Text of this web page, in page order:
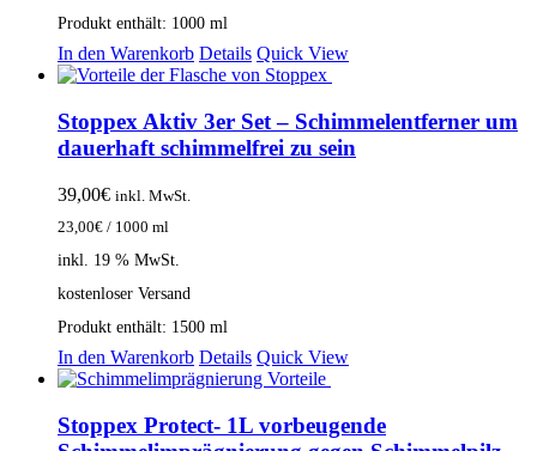
Produkt enthält: 1000 ml
In den Warenkorb Details Quick View
Stoppex Aktiv 3er Set – Schimmelentferner um
dauerhaft schimmelfrei zu sein
39,00€ inkl. MwSt.
23,00€ / 1000 ml
inkl. 19 % MwSt.
kostenloser Versand
Produkt enthält: 1500 ml
In den Warenkorb Details Quick View
Stoppex Protect- 1L vorbeugende